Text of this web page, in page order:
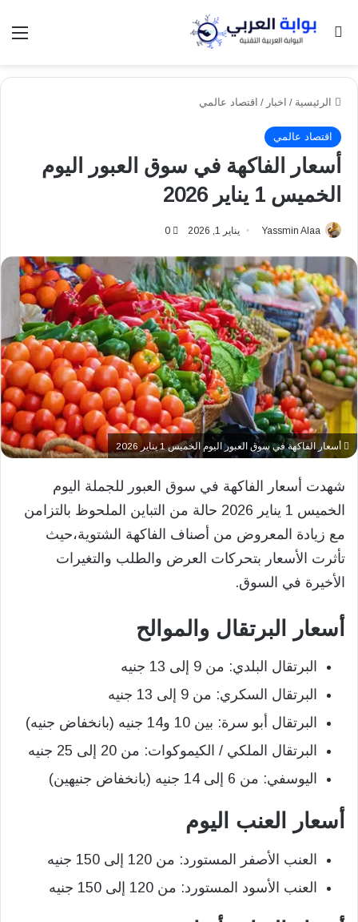
بحث عن
الرئيسية / اخبار / اقتصاد عالمي
اقتصاد عالمي
أسعار الفاكهة في سوق العبور اليوم
الخميس 1 يناير 2026
Yassmin Alaa يناير 1, 2026 0
أسعار الفاكهة في سوق العبور اليوم الخميس 1 يناير 2026
شهدت أسعار الفاكهة في سوق العبور للجملة اليوم
الخميس 1 يناير 2026 حالة من التباين الملحوظ بالتزامن
مع زيادة المعروض من أصناف الفاكهة الشتوية،حيث
تأثرت الأسعار بتحركات العرض والطلب والتغيرات
الأخيرة في السوق.
أسعار البرتقال والموالح
البرتقال البلدي: من 9 إلى 13 جنيه
البرتقال السكري: من 9 إلى 13 جنيه
البرتقال أبو سرة: بين 10 و14 جنيه (بانخفاض جنيه)
البرتقال الملكي / الكيموكوات: من 20 إلى 25 جنيه
اليوسفي: من 6 إلى 14 جنيه (بانخفاض جنيهين)
أسعار العنب اليوم
العنب الأصفر المستورد: من 120 إلى 150 جنيه
العنب الأسود المستورد: من 120 إلى 150 جنيه